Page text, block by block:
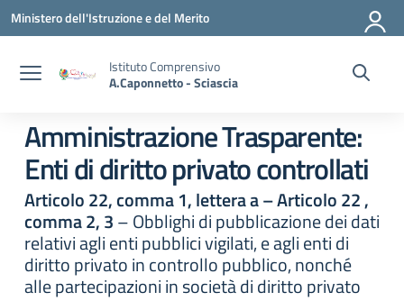
Vai ai contenuti
Vai al menu di navigazione
Vai al footer
Ministero dell'Istruzione e del Merito
Istituto Comprensivo
A.Caponnetto - Sciascia
Amministrazione Trasparente:
Enti di diritto privato controllati
Articolo 22, comma 1, lettera a – Articolo 22 ,
comma 2, 3– Obblighi di pubblicazione dei dati
relativi agli enti pubblici vigilati, e agli enti di
diritto privato in controllo pubblico, nonché
alle partecipazioni in società di diritto privato